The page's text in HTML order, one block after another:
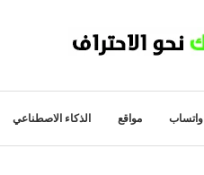
واتساب مواقع الذكاء الاصطناعي